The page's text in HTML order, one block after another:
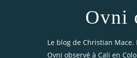
Ovni
Le blog de Christian
Ovni observé à Cali en